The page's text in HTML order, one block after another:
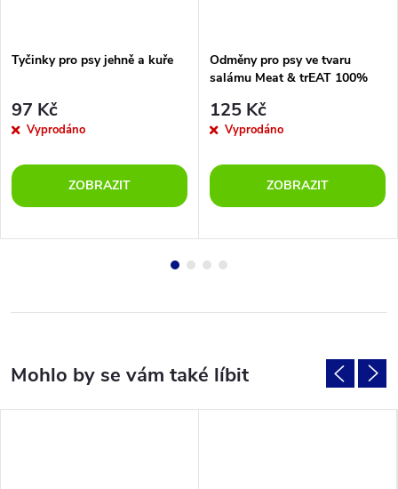
Tyčinky pro psy jehně a kuře
97 Kč
Vyprodáno
ZOBRAZIT
Odměny pro psy ve tvaru
salámu Meat & trEAT 100%
125 Kč
Vyprodáno
ZOBRAZIT